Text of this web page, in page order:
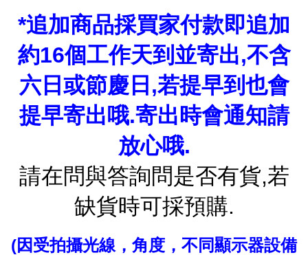
*追加商品採買家付款即追加
約16個工作天到並寄出,不含
六日或節慶日,若提早到也會
提早寄出哦.寄出時會通知請
放心哦.
請在問與答詢問是否有貨,若
缺貨時可採預購.
(因受拍攝光線，角度，不同顯示器設備